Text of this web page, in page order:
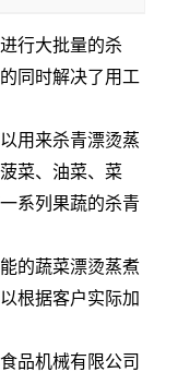
行大批量的杀
同时解决了用工
用来杀青漂烫蒸
菜、油菜、菜
系列果蔬的杀青
的蔬菜漂烫蒸煮
根据客户实际加
品机械有限公司